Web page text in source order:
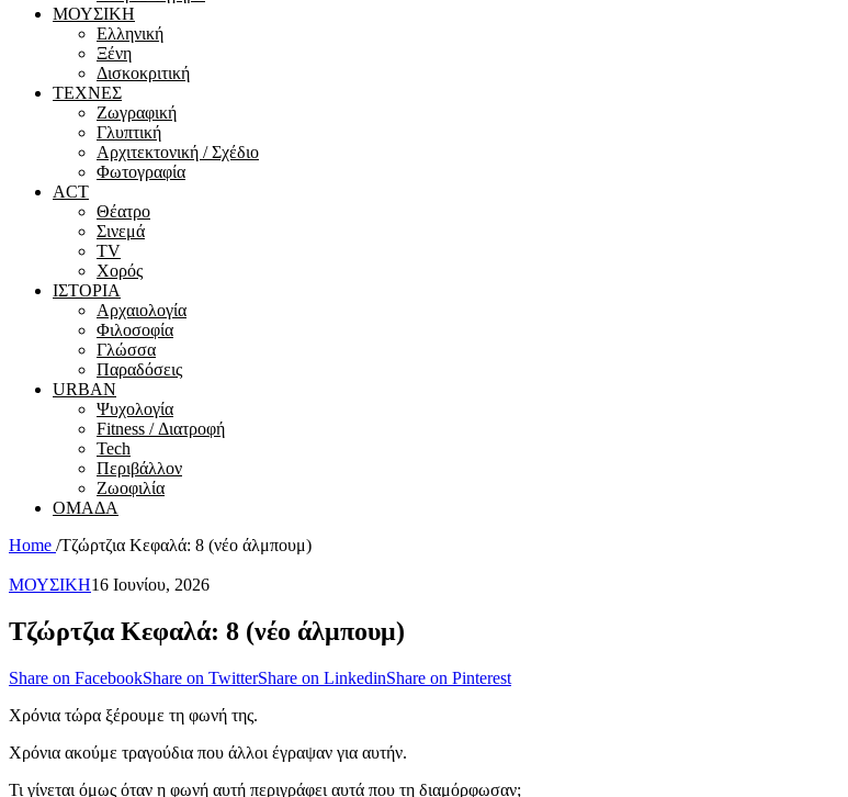
ΜΟΥΣΙΚΗ
Ελληνική
Ξένη
Δισκοκριτική
ΤΕΧΝΕΣ
Ζωγραφική
Γλυπτική
Αρχιτεκτονική / Σχέδιο
Φωτογραφία
ACT
Θέατρο
Σινεμά
ΤV
Χορός
ΙΣΤΟΡΙΑ
Αρχαιολογία
Φιλοσοφία
Γλώσσα
Παραδόσεις
URBAN
Ψυχολογία
Fitness / Διατροφή
Tech
Περιβάλλον
Ζωοφιλία
ΟΜΑΔΑ
Home /Τζώρτζια Κεφαλά: 8 (νέο άλμπουμ)
ΜΟΥΣΙΚΗ16 Ιουνίου, 2026
Τζώρτζια Κεφαλά: 8 (νέο άλμπουμ)
Share on FacebookShare on TwitterShare on LinkedinShare on Pinterest
Χρόνια τώρα ξέρουμε τη φωνή της.
Χρόνια ακούμε τραγούδια που άλλοι έγραψαν για αυτήν.
Τι γίνεται όμως όταν η φωνή αυτή περιγράφει αυτά που τη διαμόρφωσαν;